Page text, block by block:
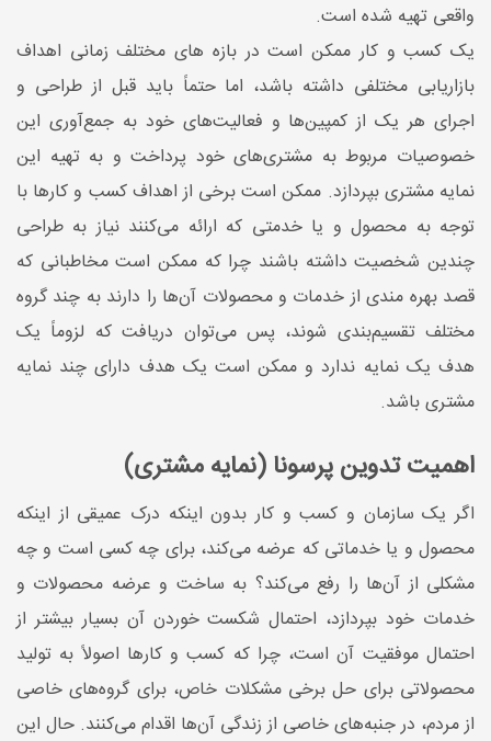
واقعی تهیه شده است.
یک کسب ‌و کار ممکن است در بازه‌ های مختلف زمانی اهداف
بازاریابی مختلفی داشته باشد، اما حتماً باید قبل از طراحی و
اجرای هر یک از کمپین‌ها و فعالیت‌های خود به جمع‌آوری این
خصوصیات مربوط به مشتری‌های خود پرداخت و به تهیه این
نمایه مشتری بپردازد. ممکن است برخی از اهداف کسب ‌و کارها با
توجه ‌به محصول و یا خدمتی که ارائه می‌کنند نیاز به طراحی
چندین شخصیت داشته باشند چرا که ممکن است مخاطبانی که
قصد بهره‌ مندی از خدمات و محصولات آن‌ها را دارند به چند گروه
مختلف تقسیم‌بندی شوند، پس می‌توان دریافت که لزوماً یک
هدف یک نمایه ندارد و ممکن است یک هدف دارای چند نمایه
مشتری باشد.
اهمیت تدوین پرسونا (نمایه مشتری)
اگر یک سازمان و کسب ‌و کار بدون اینکه درک عمیقی از اینکه
محصول و یا خدماتی که عرضه می‌کند، برای چه کسی است و چه
مشکلی از آن‌ها را رفع می‌کند؟ به ساخت و عرضه محصولات و
خدمات خود بپردازد، احتمال شکست خوردن آن بسیار بیشتر از
احتمال موفقیت آن است، چرا که کسب ‌و کارها اصولاً به تولید
محصولاتی برای حل برخی مشکلات خاص، برای گروه‌های خاصی
از مردم، در جنبه‌های خاصی از زندگی آن‌ها اقدام می‌کنند. حال این